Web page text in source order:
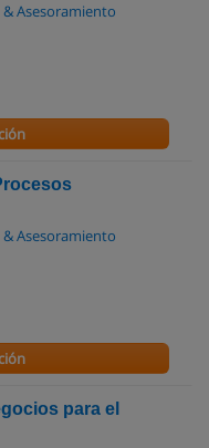
Asesoramiento
Asesoramiento
para el